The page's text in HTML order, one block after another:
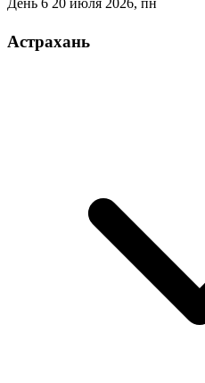
День 6 20 июля 2026, пн
Астрахань